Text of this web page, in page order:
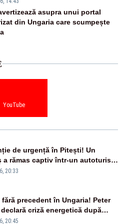
asupra unui portal
din Ungaria care scumpește
YouTube
de urgență în Pitești! Un
a rămas captiv într-un autoturism
unei defecțiuni
20:33
precedent în Ungaria! Peter
declară criză energetică după
de la Paks
20:45